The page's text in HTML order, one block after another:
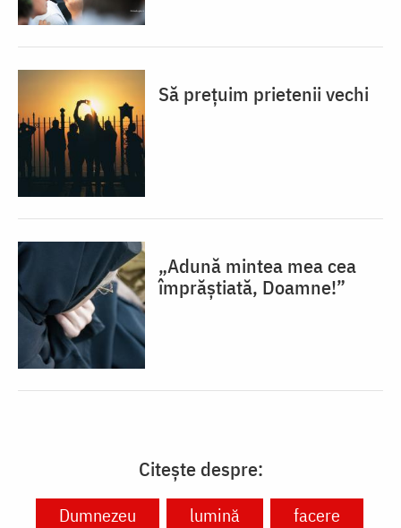
Să prețuim prietenii vechi
„Adună mintea mea cea
împrăștiată, Doamne!”
Citește despre:
Dumnezeu lumină
facere